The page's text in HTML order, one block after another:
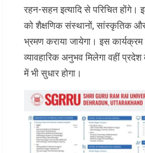
रहन-सहन इत्यादि से परिचित
को शैक्षणिक संस्थानों, सांस्कृतिक
भ्रमण कराया जायेगा। इस
व्यावहारिक अनुभव मिलेगा वहीं
में भी सुधार होगा।